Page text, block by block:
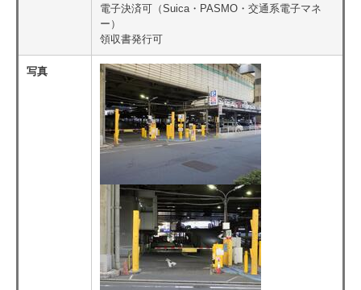
電子決済可（Suica・PASMO・交通系電子マネ
ー）
領収書発行可
写真